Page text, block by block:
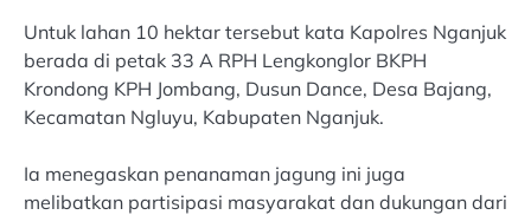
Untuk lahan 10 hektar tersebut kata Kapolres Nganjuk
berada di petak 33 A RPH Lengkonglor BKPH
Krondong KPH Jombang, Dusun Dance, Desa Bajang,
Kecamatan Ngluyu, Kabupaten Nganjuk.
Ia menegaskan penanaman jagung ini juga
melibatkan partisipasi masyarakat dan dukungan dari